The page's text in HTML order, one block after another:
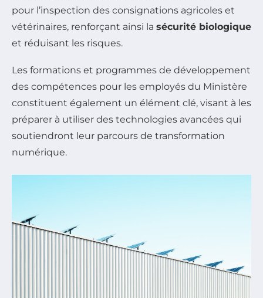
pour l’inspection des consignations agricoles et
vétérinaires, renforçant ainsi la sécurité biologique
et réduisant les risques.
Les formations et programmes de développement
des compétences pour les employés du Ministère
constituent également un élément clé, visant à les
préparer à utiliser des technologies avancées qui
soutiendront leur parcours de transformation
numérique.